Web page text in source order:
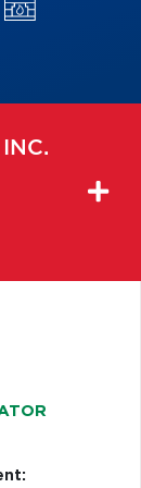
INC.